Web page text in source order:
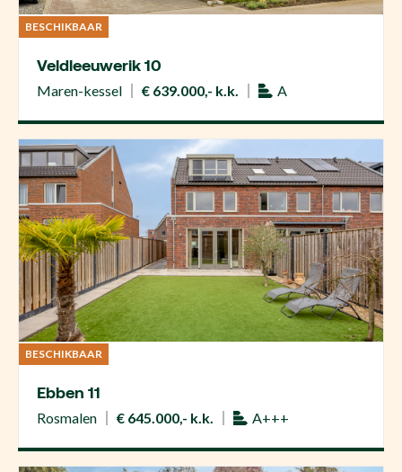
BESCHIKBAAR
Veldleeuwerik 10
Maren-kessel € 639.000,- k.k. A
BESCHIKBAAR
Ebben 11
Rosmalen € 645.000,- k.k. A+++